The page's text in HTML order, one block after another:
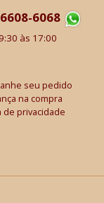
6068
às 17:00
seu pedido
na compra
de privacidade